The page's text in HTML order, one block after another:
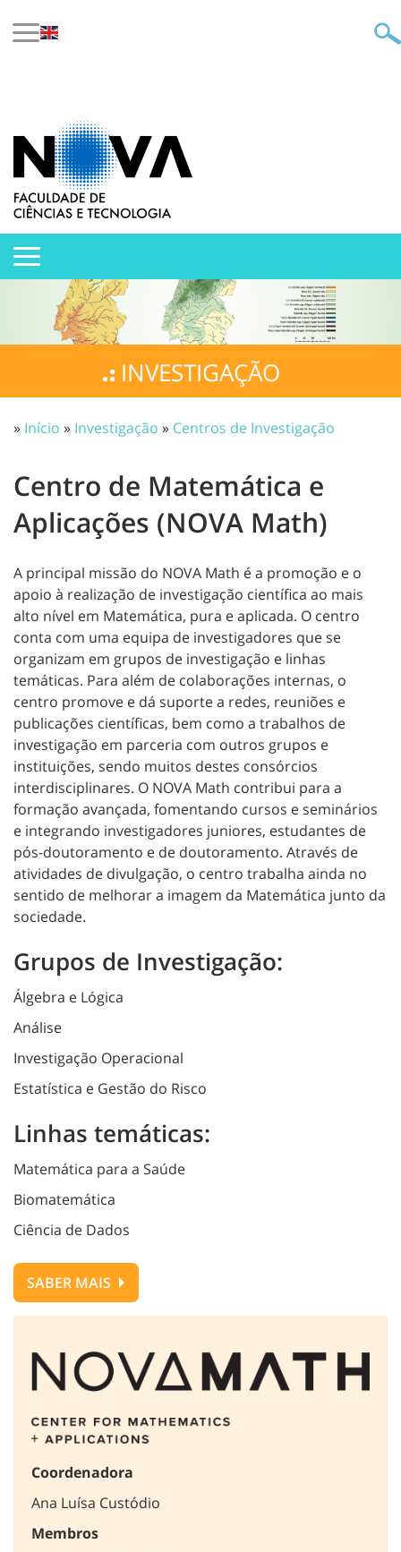
INVESTIGAÇÃO
» Início » Investigação » Centros de Investigação
Centro de Matemática e
Aplicações (NOVA Math)
A principal missão do NOVA Math é a promoção e o
apoio à realização de investigação científica ao mais
alto nível em Matemática, pura e aplicada. O centro
conta com uma equipa de investigadores que se
organizam em grupos de investigação e linhas
temáticas. Para além de colaborações internas, o
centro promove e dá suporte a redes, reuniões e
publicações científicas, bem como a trabalhos de
investigação em parceria com outros grupos e
instituições, sendo muitos destes consórcios
interdisciplinares. O NOVA Math contribui para a
formação avançada, fomentando cursos e seminários
e integrando investigadores juniores, estudantes de
pós-doutoramento e de doutoramento. Através de
atividades de divulgação, o centro trabalha ainda no
sentido de melhorar a imagem da Matemática junto da
sociedade.
Grupos de Investigação:
Álgebra e Lógica
Análise
Investigação Operacional
Estatística e Gestão do Risco
Linhas temáticas:
Matemática para a Saúde
Biomatemática
Ciência de Dados
SABER MAIS
Coordenadora
Ana Luísa Custódio
Membros